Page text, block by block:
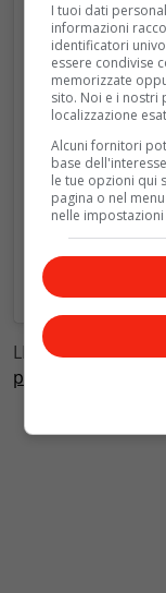
LEGGI ANCHE:
prime elezioni del
I tuoi dati
informazioni
identificatori
essere condivise
memorizzate
sito. Noi e i nostri
localizzazione
Alcuni fornitori
base
le tue opzioni qui
pagina o nel
nelle